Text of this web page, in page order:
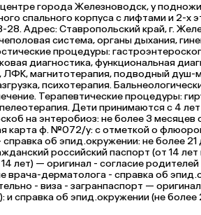
центре города Железноводск, у
спального корпуса с лифтами и
Адрес: Ставропольский край, г.
система, органы дыхания,
процедуры:
диагностика, функциональная
ЛФК, магнитотерапия, подводный душ-
психотерапия.
Терапевтические процедуры:
Дети принимаются с 4
на энтеробиоз: не более 3 месяцев
карта ф. №072/у: с отметкой о
об эпид.окружении: не более
российский паспорт (от 14
лет) — оригинал - согласие
врача-дерматолога - справка об
- виза - загранпаспорт —
справка об эпид.окружении (не